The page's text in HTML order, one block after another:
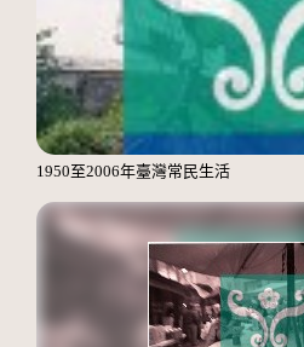
1950至2006年臺灣常民生活